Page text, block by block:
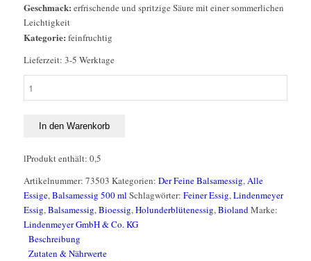
Geschmack: erfrischende und spritzige Säure mit einer sommerlichen
Leichtigkeit
Kategorie: feinfruchtig
Lieferzeit: 3-5 Werktage
Holunderblüte
BIOLAND
In den Warenkorb
Produkt enthält: 0,5
l
Artikelnummer: 73503 Kategorien: Der Feine Balsamessig,Alle
Essige,Balsamessig 500 ml Schlagwörter: Feiner Essig,Lindenmeyer
Essig,Balsamessig,Bioessig,Holunderblütenessig,BiolandMarke:
Lindenmeyer GmbH & Co. KG
Beschreibung
Zutaten & Nährwerte